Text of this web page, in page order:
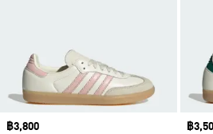
Price
฿3,800
Price
฿